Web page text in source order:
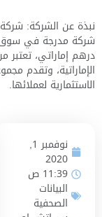
نوفمبر 1,
2020
11:39 ص
البيانات
الصحفية
نبذة عن الشركة:
درهم إماراتي، تعتبر
الإماراتية، وتقدم
الاستثمارية لعملائها.